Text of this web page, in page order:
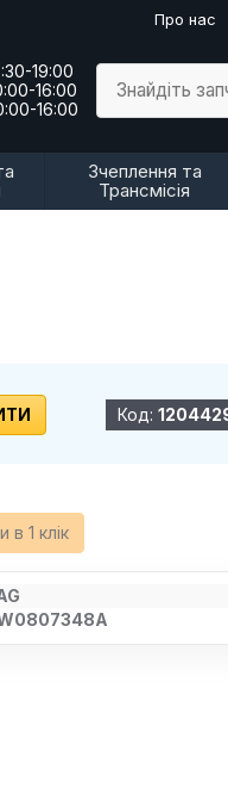
Про нас
19:00
16:00
16:00
Знайдіть
Зчеплення та
Трансмісія
Код:
в 1 клік